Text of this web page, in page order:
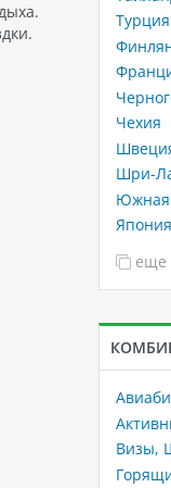
Турция
Чехия
Шри-
Южная
Япония
еще
Визы,